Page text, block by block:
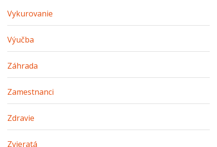
Vykurovanie
Výučba
Záhrada
Zamestnanci
Zdravie
Zvieratá